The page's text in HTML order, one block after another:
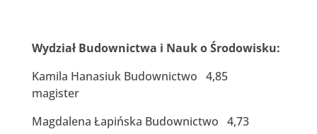
Wydział Budownictwa i Nauk o Środowisku:
Kamila Hanasiuk Budownictwo 4,85
magister
Magdalena Łapińska Budownictwo 4,73